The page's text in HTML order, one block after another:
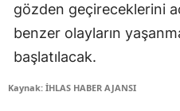
gözden geçireceklerini
benzer olayların
başlatılacak.
Kaynak: İHLAS HABER AJANSI